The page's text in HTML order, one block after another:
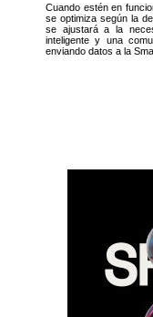
Cuando estén en
se optimiza según la
se ajustará a la
inteligente y una
enviando datos a la